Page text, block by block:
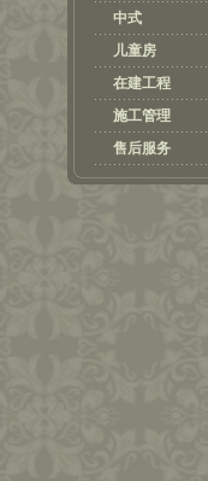
中式
儿童房
在建工程
施工管理
售后服务